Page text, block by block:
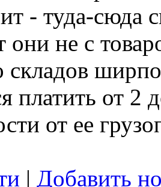
- туда-сюда
они не с
складов
платить от 2
от ее
| Добавить